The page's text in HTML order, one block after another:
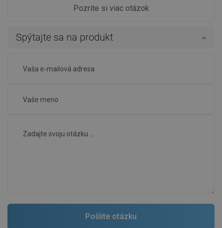
Pozrite si viac otázok
Spýtajte sa na produkt